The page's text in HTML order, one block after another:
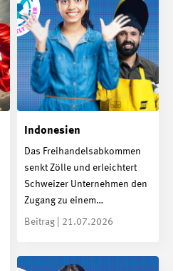
Indonesien
Das Freihandelsabkommen
senkt Zölle und erleichtert
Schweizer Unternehmen den
Zugang zu einem…
Beitrag | 21.07.2026